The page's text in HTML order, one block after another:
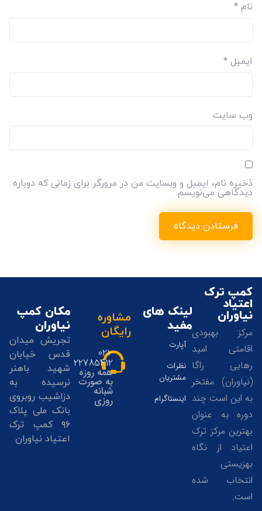
نام *
ایمیل *
وب‌ سایت
ذخیره نام، ایمیل و وبسایت من در مرورگر برای زمانی که دوباره
دیدگاهی می‌نویسم.
کمپ ترک
اعتیاد
نیاوران
مرکز بهبودی
اقامتی امید
رهایی راگا
(نیاوران) مفتخر
به این است چند
دوره به عنوان
بهترین مرکز ترک
اعتیاد از نگاه
بهزیستی
انتخاب شده
است.
لینک های
مفید
آپارت
نظرات
مشتریان
اینستاگرام
مشاوره
رایگان
021-
22785412
همه روزه
به صورت
شبانه
روزی
مکان کمپ
نیاوران
تجریش میدان
قدس خیابان
شهید باهنر
نرسیده به
دزاشیب روبروی
بانک ملی پلاک
۹۶ کمپ ترک
اعتیاد نیاوران